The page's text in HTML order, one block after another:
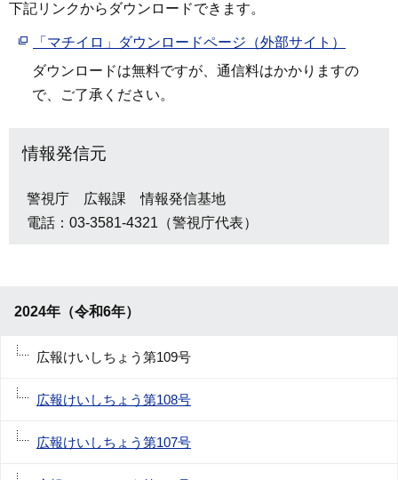
下記リンクからダウンロードできます。
「マチイロ」ダウンロードページ（外部サイト）
ダウンロードは無料ですが、通信料はかかりますの
で、ご了承ください。
情報発信元
警視庁 広報課 情報発信基地
電話：03-3581-4321（警視庁代表）
2024年（令和6年）
広報けいしちょう第109号
広報けいしちょう第108号
広報けいしちょう第107号